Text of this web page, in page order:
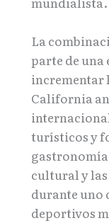
La
parte de
incrementar
California
turísticos y
cultural y
durante uno
deportivos